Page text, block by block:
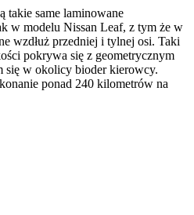
takie same laminowane
w modelu Nissan Leaf, z tym że w
wzdłuż przedniej i tylnej osi. Taki
pokrywa się z geometrycznym
się w okolicy bioder kierowcy.
ponad 240 kilometrów na